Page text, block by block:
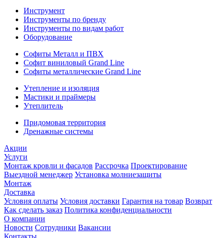
Инструмент
Инструменты по бренду
Инструменты по видам работ
Оборудование
Софиты Металл и ПВХ
Софит виниловый Grand Line
Софиты металлические Grand Line
Утепление и изоляция
Мастики и праймеры
Утеплитель
Придомовая территория
Дренажные системы
Акции
Услуги
Монтаж кровли и фасадов Рассрочка Проектирование
Выездной менеджер Установка молниезащиты
Монтаж
Доставка
Условия оплаты Условия доставки Гарантия на товар Возврат
Как сделать заказ Политика конфиденциальности
О компании
Новости Сотрудники Вакансии
Контакты